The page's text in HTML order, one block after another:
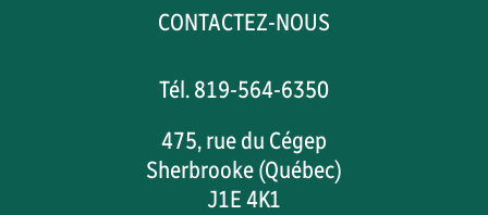
CONTACTEZ-NOUS
Tél. 819-564-6350
475, rue du Cégep
Sherbrooke (Québec)
J1E 4K1